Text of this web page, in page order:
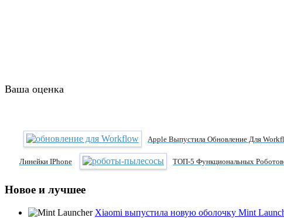
Ваша оценка
Apple Выпустила Обновление Для
Линейки IPhone ТОП-5 Функциональных
Новое и лучшее
Xiaomi выпустила новую оболочку Mint